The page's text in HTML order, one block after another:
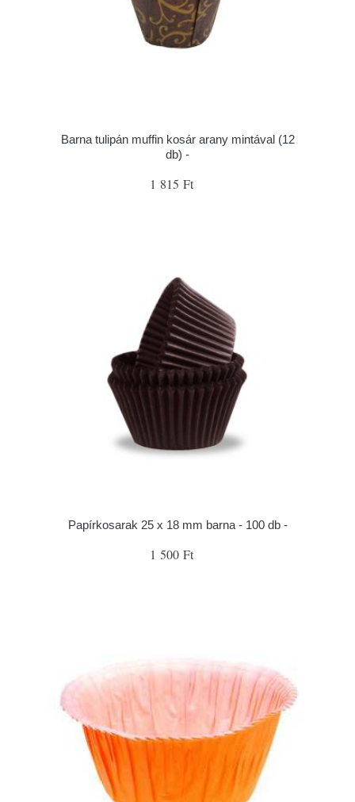
Barna tulipán muffin kosár arany mintával (12
db) -
1 815 Ft
Papírkosarak 25 x 18 mm barna - 100 db -
1 500 Ft